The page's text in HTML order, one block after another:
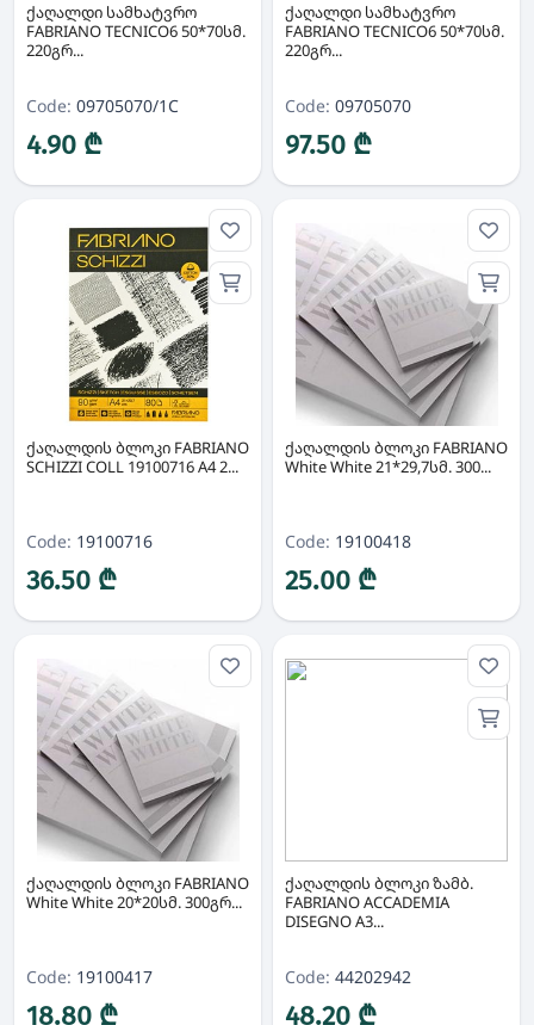
ქაღალდი სამხატვრო
FABRIANO TECNICO6 50*70სმ.
220გრ...
Code: 09705070/1C
4.90 ₾
ქაღალდი სამხატვრო
FABRIANO TECNICO6 50*70სმ.
220გრ...
Code: 09705070
97.50 ₾
ქაღალდის ბლოკი FABRIANO
SCHIZZI COLL 19100716 A4 2...
Code: 19100716
36.50 ₾
ქაღალდის ბლოკი FABRIANO
White White 21*29,7სმ. 300...
Code: 19100418
25.00 ₾
ქაღალდის ბლოკი FABRIANO
White White 20*20სმ. 300გრ...
Code: 19100417
18.80 ₾
ქაღალდის ბლოკი ზამბ.
FABRIANO ACCADEMIA
DISEGNO A3...
Code: 44202942
48.20 ₾